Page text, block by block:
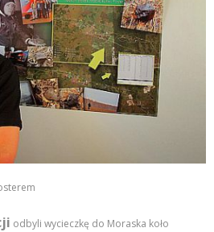
odbyli wycieczkę do Moraska koło